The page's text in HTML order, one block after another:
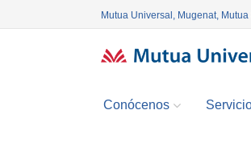
Mutua Universal, Mugenat,
Conócenos